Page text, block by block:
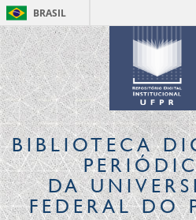
BRASIL
BIBLIOTECA
DA
FEDERAL DO